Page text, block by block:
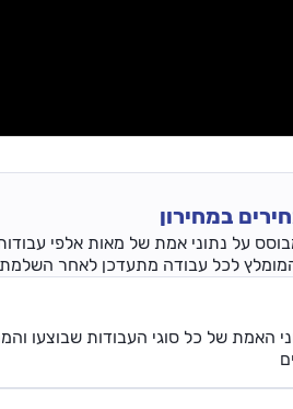
במחירון
על נתוני אמת של מאות אלפי עבודות
לכל עבודה מתעדכן לאחר השלמת 3 השלבים הבאים:
האמת של כל סוגי העבודות שבוצעו